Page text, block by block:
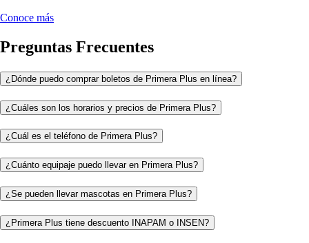
Conoce más
Preguntas Frecuentes
¿Dónde puedo comprar boletos de Primera Plus en línea?
¿Cuáles son los horarios y precios de Primera Plus?
¿Cuál es el teléfono de Primera Plus?
¿Cuánto equipaje puedo llevar en Primera Plus?
¿Se pueden llevar mascotas en Primera Plus?
¿Primera Plus tiene descuento INAPAM o INSEN?